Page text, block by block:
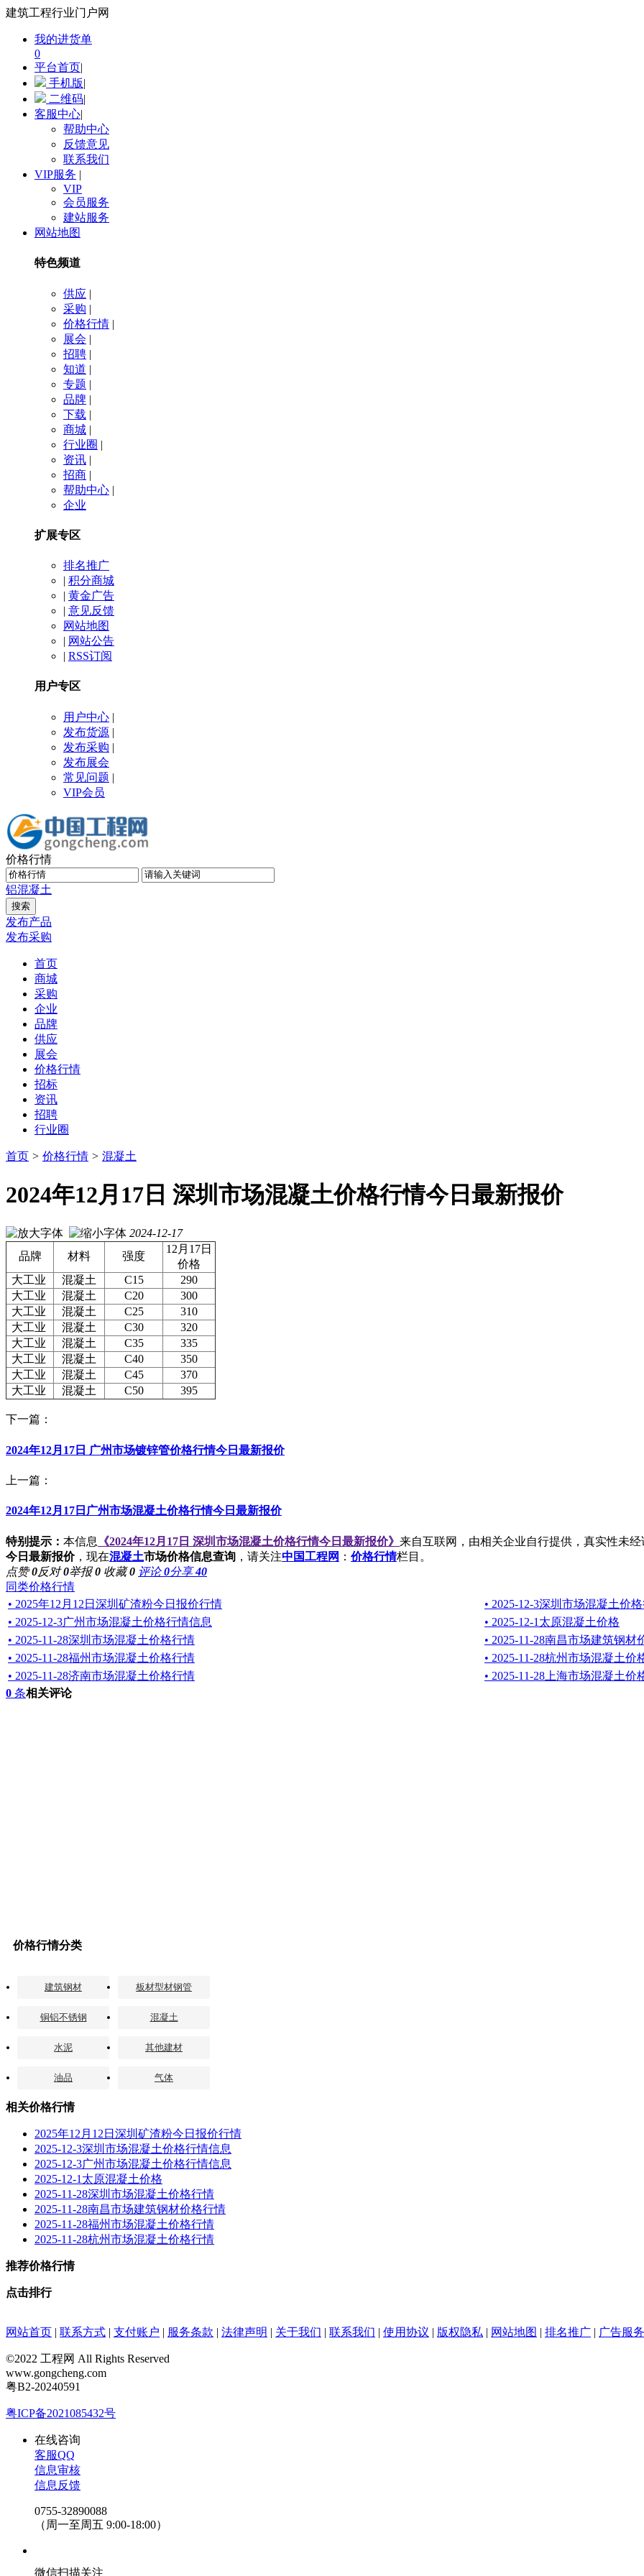
建筑工程行业门户网
我的进货单
0
平台首页|
手机版|
二维码|
客服中心|
帮助中心
反馈意见
联系我们
VIP服务 |
VIP
会员服务
建站服务
网站地图
特色频道
供应 |
采购 |
价格行情 |
展会 |
招聘 |
知道 |
专题 |
品牌 |
下载 |
商城 |
行业圈 |
资讯 |
招商 |
帮助中心 |
企业
扩展专区
排名推广
| 积分商城
| 黄金广告
| 意见反馈
网站地图
| 网站公告
| RSS订阅
用户专区
用户中心 |
发布货源 |
发布采购 |
发布展会
常见问题 |
VIP会员
价格行情
铝混凝土
发布产品
发布采购
首页
商城
采购
企业
品牌
供应
展会
价格行情
招标
资讯
招聘
行业圈
首页 > 价格行情 > 混凝土
2024年12月17日 深圳市场混凝土价格行情今日最新报价
2024-12-17
品牌
材料 强度
12月17日
价格
大工业
混凝土 C15
290
大工业
混凝土 C20
300
大工业
混凝土 C25
310
大工业
混凝土 C30
320
大工业
混凝土 C35
335
大工业
混凝土 C40
350
大工业
混凝土 C45
370
大工业
混凝土 C50 395
下一篇：
2024年12月17日 广州市场镀锌管价格行情今日最新报价
上一篇：
2024年12月17日广州市场混凝土价格行情今日最新报价
特别提示： 本信息 《2024年12月17日 深圳市场混凝土价格行情今日最新报价》 来自互联网，由相关企业自行提供，真实性未
今日最新报价，现在混凝土市场价格信息查询 ，请关注中国工程网 ： 价格行情栏目。
点赞0反对0举报0 收藏0 评论0分享40
同类价格行情
• 2025年12月12日深圳矿渣粉今日报价行情
• 2025-12-3深圳市场混凝土价
• 2025-12-3广州市场混凝土价格行情信息
• 2025-12-1太原混凝土价格
• 2025-11-28深圳市场混凝土价格行情
• 2025-11-28南昌市场建筑钢材
• 2025-11-28福州市场混凝土价格行情
• 2025-11-28杭州市场混凝土价
• 2025-11-28济南市场混凝土价格行情
• 2025-11-28上海市场混凝土价
0 条相关评论
价格行情分类
建筑钢材 板材型材钢管
铜铝不锈钢 混凝土
水泥 其他建材
油品 气体
相关价格行情
2025年12月12日深圳矿渣粉今日报价行情
2025-12-3深圳市场混凝土价格行情信息
2025-12-3广州市场混凝土价格行情信息
2025-12-1太原混凝土价格
2025-11-28深圳市场混凝土价格行情
2025-11-28南昌市场建筑钢材价格行情
2025-11-28福州市场混凝土价格行情
2025-11-28杭州市场混凝土价格行情
推荐价格行情
点击排行
网站首页 | 联系方式 | 支付账户 | 服务条款 | 法律声明 | 关于我们 | 联系我们 | 使用协议 | 版权隐私 | 网站地图 | 排名推广 | 广告服务
©2022 工程网 All Rights Reserved
www.gongcheng.com
粤B2-20240591
粤ICP备2021085432号
在线咨询
客服QQ
信息审核
信息反馈
0755-32890088
（周一至周五 9:00-18:00）
微信扫描关注